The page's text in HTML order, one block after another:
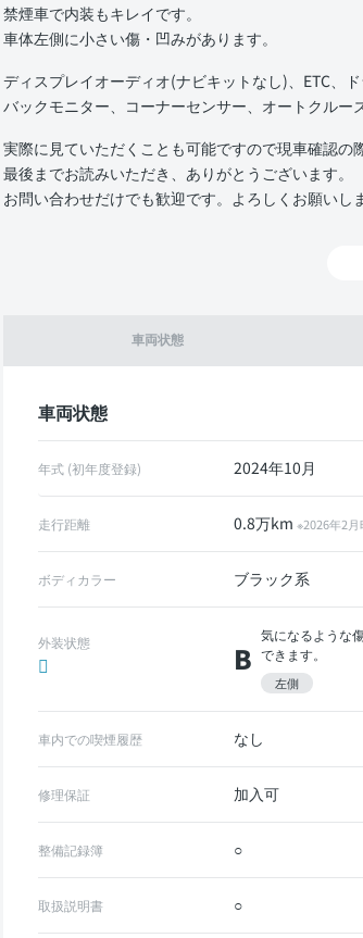
車両状態
車両状態
年式 (初年度登録) 2024年10月
走行距離 0.8万km ※2026年2月
ボディカラー ブラック系
外装状態 B
気になるような
できます。
左側
車内での喫煙履歴 なし
修理保証 加入可
整備記録簿 ○
取扱説明書 ○
禁煙車で内装もキレイです。
車体左側に小さい傷・凹みがあります。
ディスプレイオーディオ(ナビキットなし)、ETC、
バックモニター、コーナーセンサー、オートクルー
実際に見ていただくことも可能ですので現車確認の
最後までお読みいただき、ありがとうございます。
お問い合わせだけでも歓迎です。よろしくお願いし